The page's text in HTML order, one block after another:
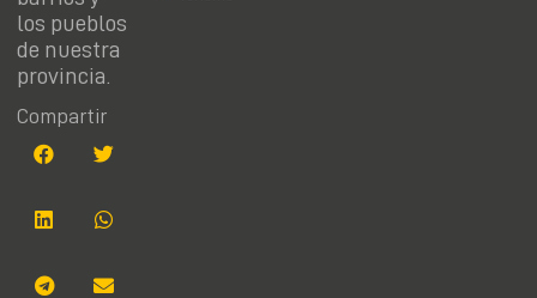
los pueblos
de nuestra
provincia.
Compartir